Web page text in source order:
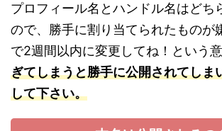
プロフィール名とハンドル名はどち
ので、勝手に割り当てられたものが
で2週間以内に変更してね！という意
ぎてしまうと勝手に公開されてしま
して下さい。